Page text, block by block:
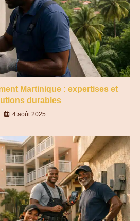
Martinique : expertises et
durables
4 août 2025